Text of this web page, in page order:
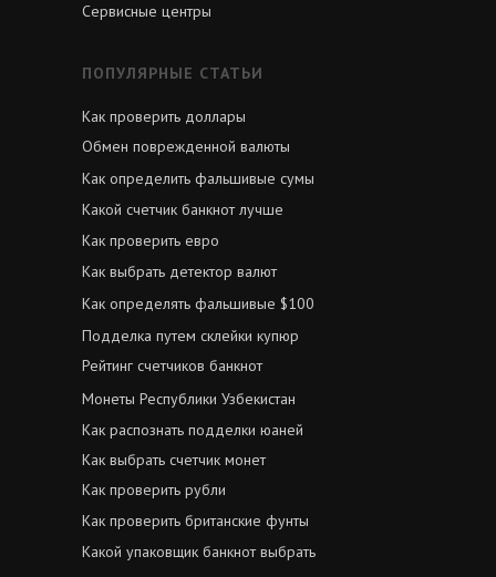
ПОПУЛЯРНЫЕ СТАТЬИ
Как проверить доллары
Обмен поврежденной валюты
Как определить фальшивые сумы
Какой счетчик банкнот лучше
Как проверить евро
Как выбрать детектор валют
Как определять фальшивые $100
Подделка путем склейки купюр
Рейтинг счетчиков банкнот
Монеты Республики Узбекистан
Как распознать подделки юаней
Как выбрать счетчик монет
Как проверить рубли
Как проверить британские фунты
Какой упаковщик банкнот выбрать
Сервисные центры